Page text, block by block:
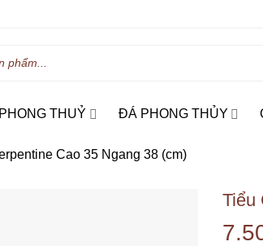
THUỶ ĐÁ PHONG THỦY
Cao 35 Ngang 38 (cm)
Tiểu